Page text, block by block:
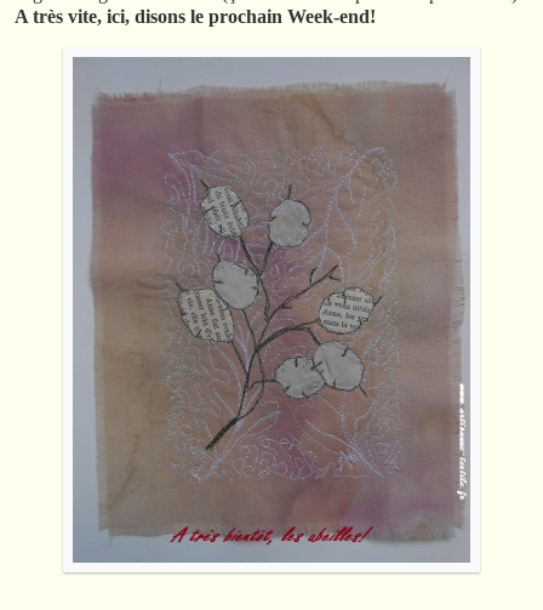
A très vite, ici, disons le prochain Week-end!